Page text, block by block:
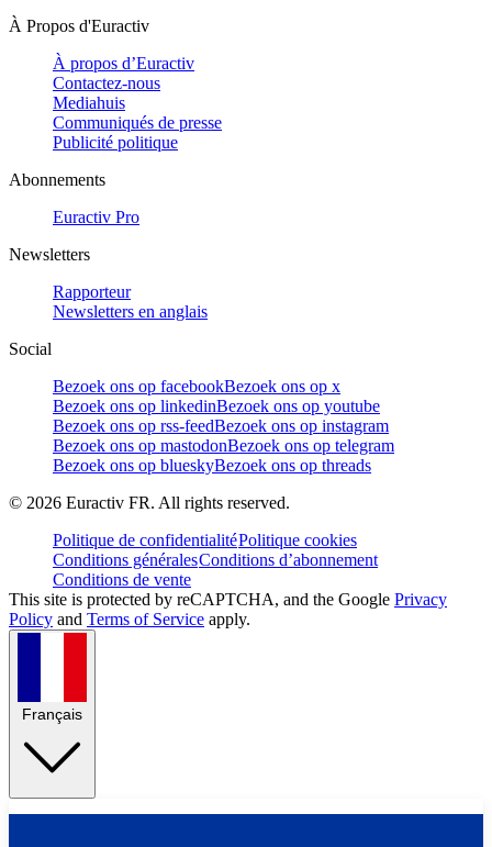
À Propos d'Euractiv
À propos d’Euractiv
Contactez-nous
Mediahuis
Communiqués de presse
Publicité politique
Abonnements
Euractiv Pro
Newsletters
Rapporteur
Newsletters en anglais
Social
Bezoek ons op facebookBezoek ons op x
Bezoek ons op linkedinBezoek ons op youtube
Bezoek ons op rss-feedBezoek ons op instagram
Bezoek ons op mastodonBezoek ons op telegram
Bezoek ons op blueskyBezoek ons op threads
© 2026 Euractiv FR. All rights reserved.
Politique de confidentialitéPolitique cookies
Conditions généralesConditions d’abonnement
Conditions de vente
This site is protected by reCAPTCHA, and the Google Privacy
Policy and Terms of Service apply.
Français